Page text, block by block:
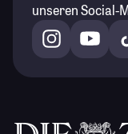
unseren Social-